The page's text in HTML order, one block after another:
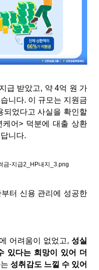
급 받았고, 약 4억 원 가
니다. 이 규모는 지원금
되었다고 사실을 확인할
어> 덕분에 대출 상환
니다.
터 신용 관리에 성공한
어려움이 없었고, 성실
있다는 희망이 있어 더
성취감도 느낄 수 있어